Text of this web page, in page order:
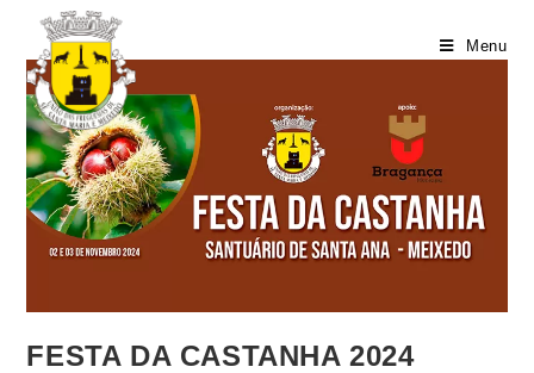
Menu
FESTA DA CASTANHA 2024